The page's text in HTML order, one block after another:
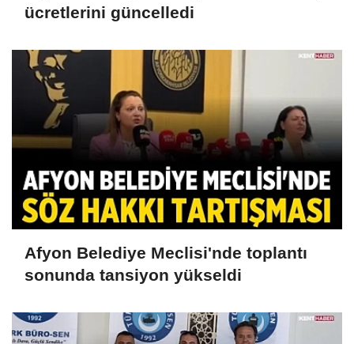
ücretlerini güncelledi
Afyon Belediye Meclisi'nde toplantı
sonunda tansiyon yükseldi